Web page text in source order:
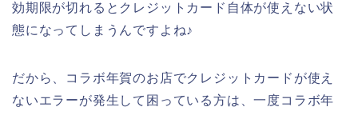
効期限が切れるとクレジットカード自体が使えない状
態になってしまうんですよね♪
だから、コラボ年賀のお店でクレジットカードが使え
ないエラーが発生して困っている方は、一度コラボ年